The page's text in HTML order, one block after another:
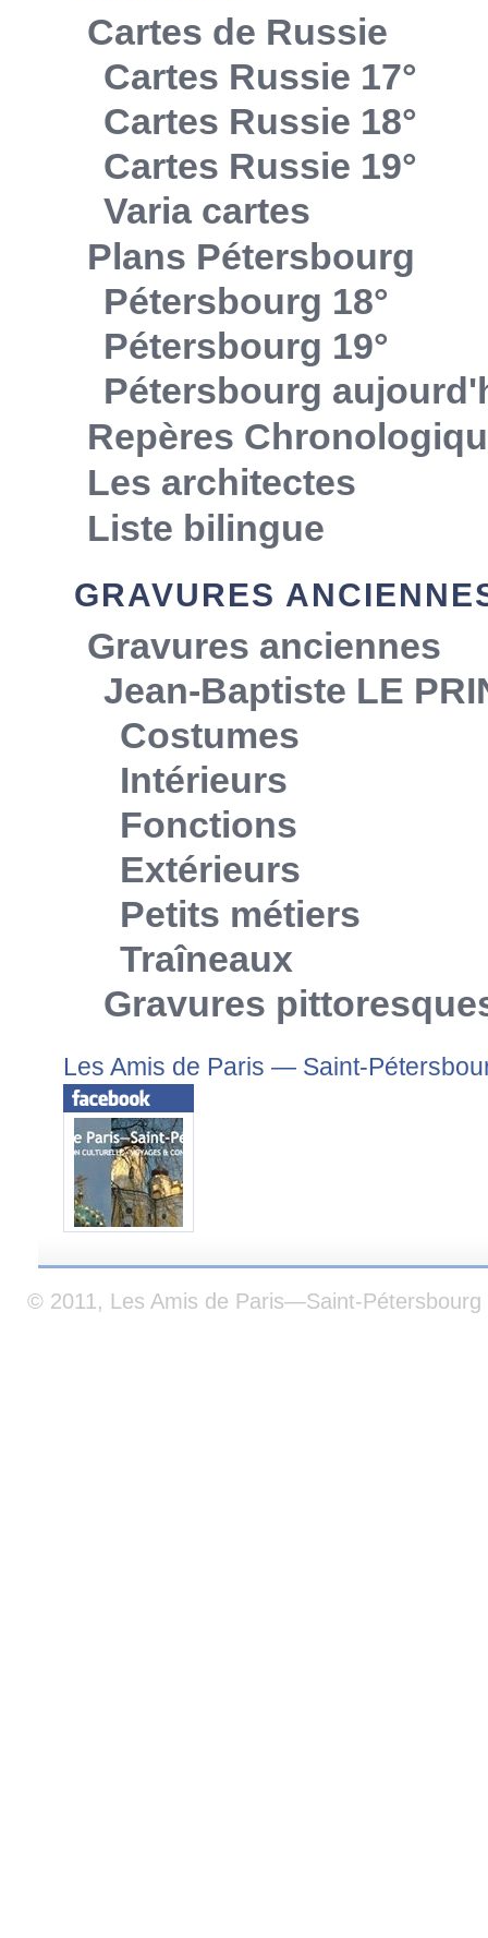
Cartes de Russie
Cartes Russie 17°
Cartes Russie 18°
Cartes Russie 19°
Varia cartes
Plans Pétersbourg
Pétersbourg 18°
Pétersbourg 19°
Pétersbourg
Repères
Les architectes
Liste bilingue
GRAVURES
Gravures anciennes
Jean-Baptiste LE
Costumes
Intérieurs
Fonctions
Extérieurs
Petits métiers
Traîneaux
Gravures
Les Amis de Paris — Saint-
© 2011, Les Amis de Paris—Saint-Pétersbourg